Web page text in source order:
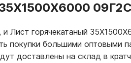
и Лист горячекатаный
покупки большими оптовыми
доставлены на склад в